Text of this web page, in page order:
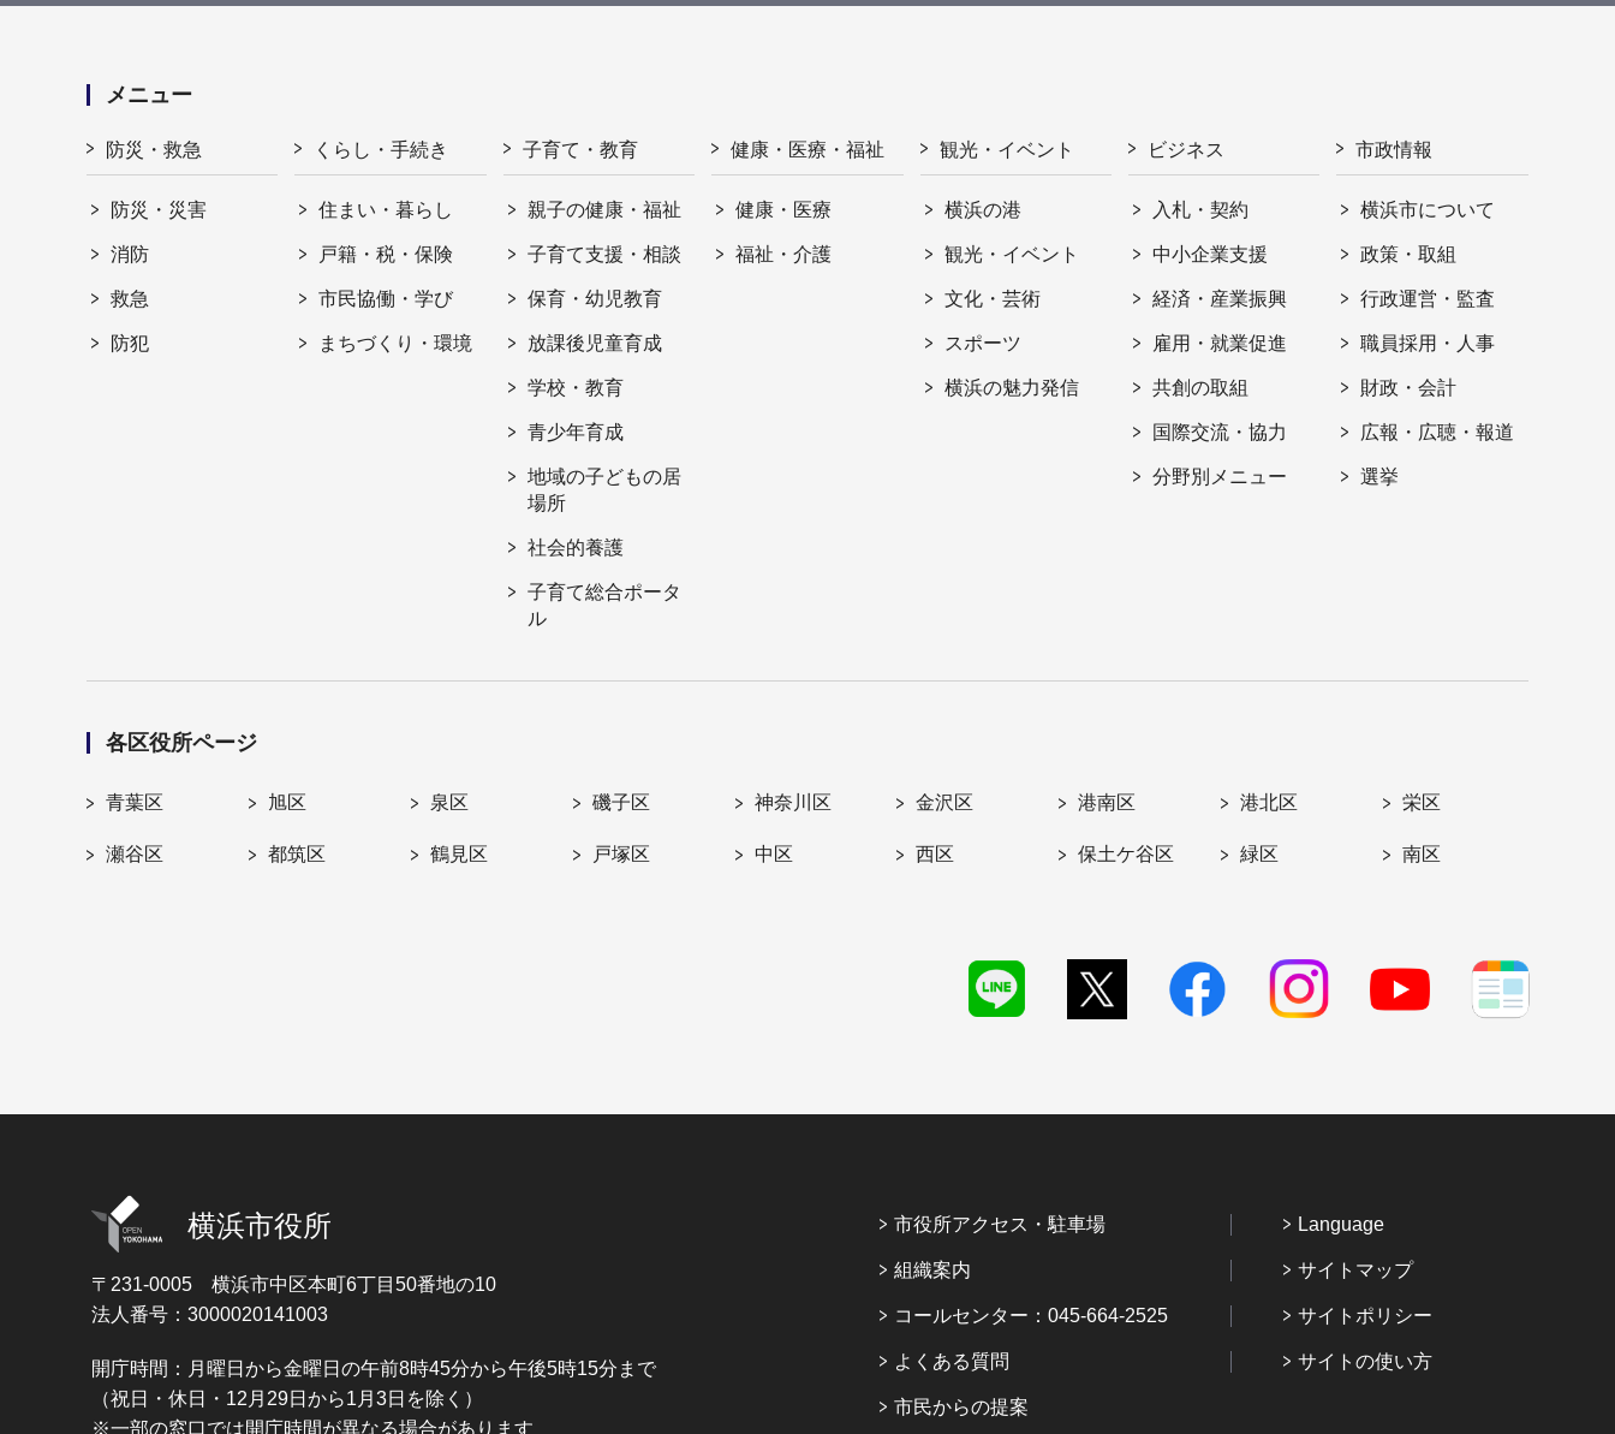
メニュー
防災・救急
防災・災害
消防
救急
防犯
くらし・手続き
住まい・暮らし
戸籍・税・保険
市民協働・学び
まちづくり・環境
子育て・教育
親子の健康・福祉
子育て支援・相談
保育・幼児教育
放課後児童育成
学校・教育
青少年育成
地域の子どもの居
場所
社会的養護
子育て総合ポータ
ル
健康・医療・福祉
健康・医療
福祉・介護
観光・イベント
横浜の港
観光・イベント
文化・芸術
スポーツ
横浜の魅力発信
ビジネス
入札・契約
中小企業支援
経済・産業振興
雇用・就業促進
共創の取組
国際交流・協力
分野別メニュー
市政情報
横浜市について
政策・取組
行政運営・監査
職員採用・人事
財政・会計
広報・広聴・報道
選挙
各区役所ページ
青葉区 旭区 泉区 磯子区 神奈川区 金沢区 港南区 港北区 栄区
瀬谷区 都筑区 鶴見区 戸塚区 中区 西区 保土ケ谷区 緑区 南区
横浜市役所
〒231-0005 横浜市中区本町6丁目50番地の10
法人番号：3000020141003
開庁時間：月曜日から金曜日の午前8時45分から午後5時15分まで
（祝日・休日・12月29日から1月3日を除く）
※一部の窓口では開庁時間が異なる場合があります
市役所アクセス・駐車場
組織案内
コールセンター：045-664-2525
よくある質問
市民からの提案
Language
サイトマップ
サイトポリシー
サイトの使い方